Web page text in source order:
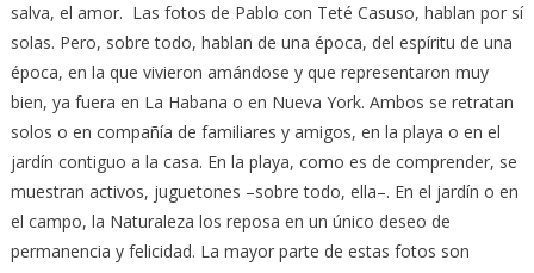
salva, el amor. Las fotos de Pablo con Teté Casuso, hablan por sí
solas. Pero, sobre todo, hablan de una época, del espíritu de una
época, en la que vivieron amándose y que representaron muy
bien, ya fuera en La Habana o en Nueva York. Ambos se retratan
solos o en compañía de familiares y amigos, en la playa o en el
jardín contiguo a la casa. En la playa, como es de comprender, se
muestran activos, juguetones –sobre todo, ella–. En el jardín o en
el campo, la Naturaleza los reposa en un único deseo de
permanencia y felicidad. La mayor parte de estas fotos son